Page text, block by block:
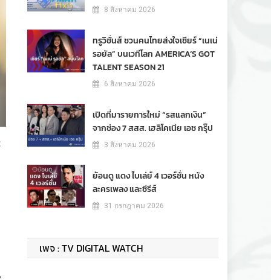
8 สิงหาคม 2026
ทรูวิชั่นส์ ชวนคนไทยส่งใจเชียร์ “เนเน่
รอยัล” บนเวทีโลก AMERICA’S GOT
TALENT SEASON 21
6 สิงหาคม 2026
เปิดที่มารายการใหม่ “รสแลกเงิน”
จากช่อง 7 สสส. เฮลิโคเนีย เอช กรุ๊ป
3 สิงหาคม 2026
ย้อนดู แดง ไบเล่ย์ 4 เวอร์ชั่น หนัง
ละครเพลง และซีรีส์
31 กรกฎาคม 2026
เพจ : TV DIGITAL WATCH